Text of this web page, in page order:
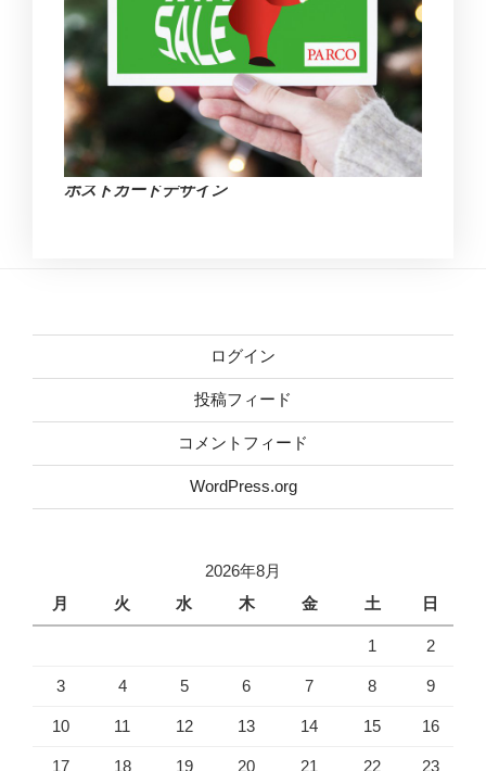
ポストカードデザイン
ログイン
投稿フィード
コメントフィード
WordPress.org
2026年8月
月
火 水 木 金 土 日
1 2
3 4 5 6 7 8 9
10 11 12 13 14 15 16
17 18 19 20 21 22 23